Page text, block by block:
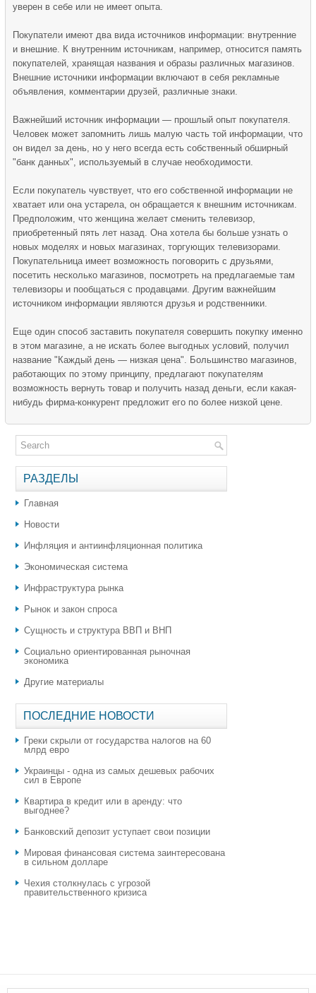
уверен в себе или не имеет опыта.
Покупатели имеют два вида источников информации: внутренние
и внешние. К внутренним источникам, например, относится память
покупателей, хранящая названия и образы различных магазинов.
Внешние источники информации включают в себя рекламные
объявления, комментарии друзей, различные знаки.
Важнейший источник информации — прошлый опыт покупателя.
Человек может запомнить лишь малую часть той информации, что
он видел за день, но у него всегда есть собственный обширный
"банк данных", используемый в случае необходимости.
Если покупатель чувствует, что его собственной информации не
хватает или она устарела, он обращается к внешним источникам.
Предположим, что женщина желает сменить телевизор,
приобретенный пять лет назад. Она хотела бы больше узнать о
новых моделях и новых магазинах, торгующих телевизорами.
Покупательница имеет возможность поговорить с друзьями,
посетить несколько магазинов, посмотреть на предлагаемые там
телевизоры и пообщаться с продавцами. Другим важнейшим
источником информации являются друзья и родственники.
Еще один способ заставить покупателя совершить покупку именно
в этом магазине, а не искать более выгодных условий, получил
название "Каждый день — низкая цена". Большинство магазинов,
работающих по этому принципу, предлагают покупателям
возможность вернуть товар и получить назад деньги, если какая-
нибудь фирма-конкурент предложит его по более низкой цене.
РАЗДЕЛЫ
Главная
Новости
Инфляция и антиинфляционная политика
Экономическая система
Инфраструктура рынка
Рынок и закон спроса
Сущность и структура ВВП и ВНП
Социально ориентированная рыночная
экономика
Другие материалы
ПОСЛЕДНИЕ НОВОСТИ
Греки скрыли от государства налогов на 60
млрд евро
Украинцы - одна из самых дешевых рабочих
сил в Европе
Квартира в кредит или в аренду: что
выгоднее?
​Банковский депозит уступает свои позиции
Мировая финансовая система заинтересована
в сильном долларе
Чехия столкнулась с угрозой
правительственного кризиса